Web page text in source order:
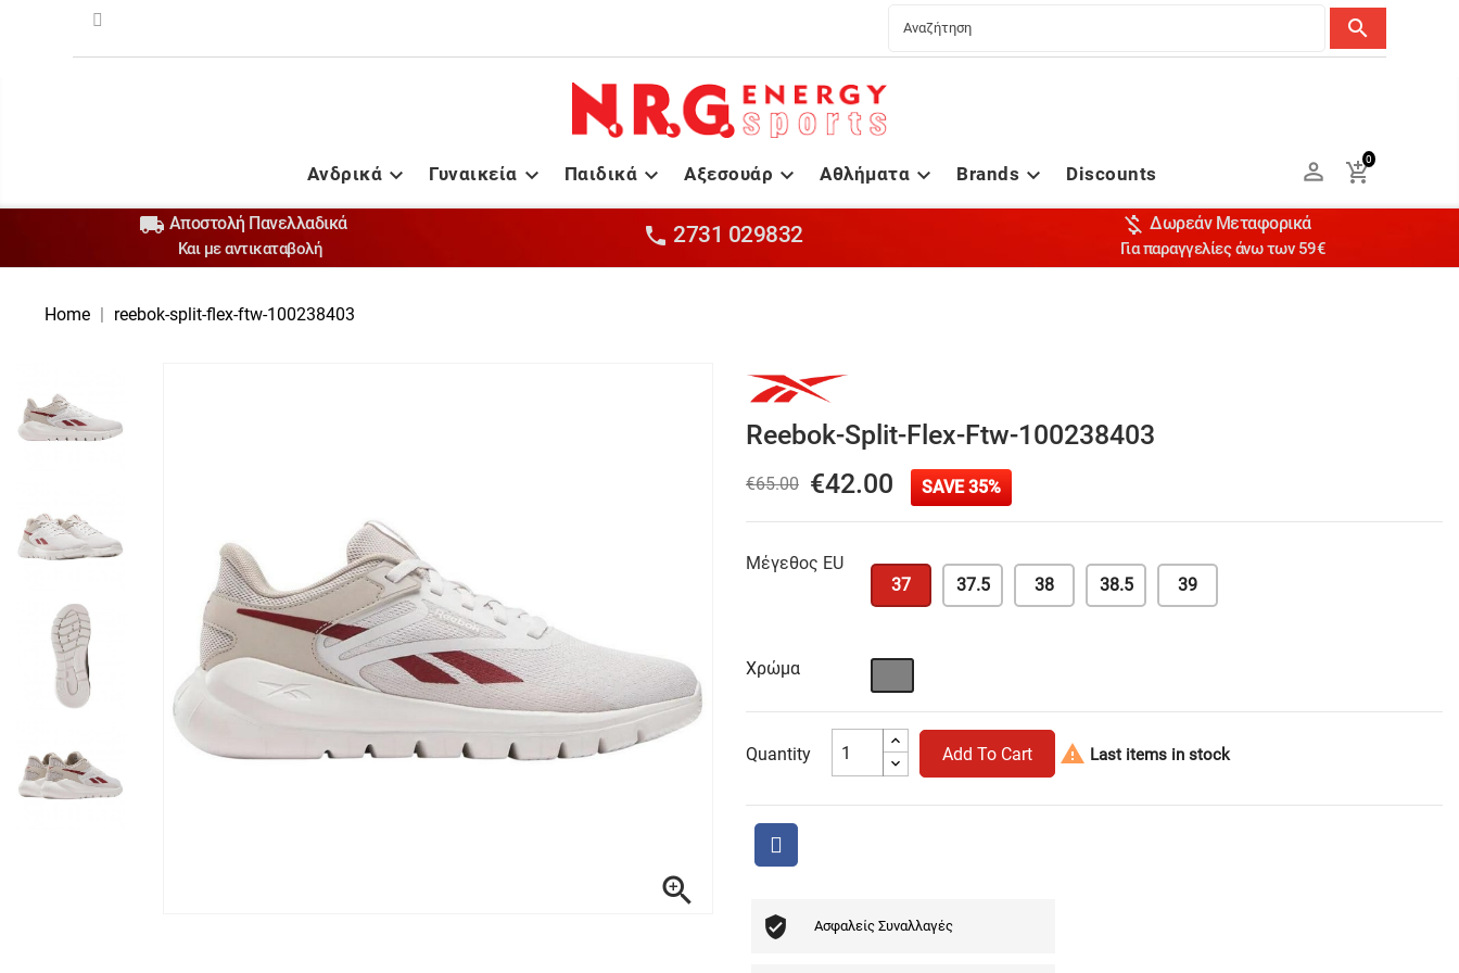
search

Ανδρικά 
Γυναικεία 
Παιδικά 
Αξεσουάρ 
Αθλήματα 
Brands Discounts 
0

 Αποστολή Πανελλαδικά
Και με αντικαταβολή
 2731 029832  Δωρεάν Μεταφορικά
Για παραγγελίες άνω των 59€
Home reebok-split-flex-ftw-100238403

Reebok-Split-Flex-Ftw-100238403
€65.00 €42.00 SAVE 35%
Μέγεθος EU
37
37.5 38 38.5 39
Χρώμα
Quantity Add To Cart  Last items in stock
Ασφαλείς Συναλλαγές